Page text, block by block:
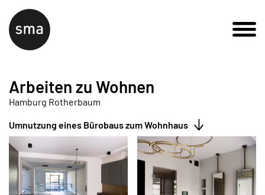
Arbeiten zu Wohnen
Hamburg Rotherbaum
Umnutzung eines Bürobaus zum Wohnhaus